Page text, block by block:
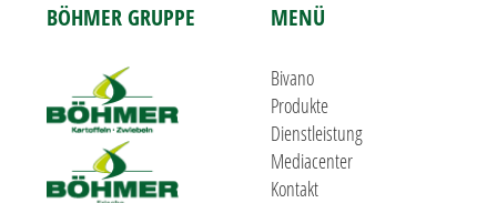
BÖHMER GRUPPE MENÜ
Bivano
Produkte
Dienstleistung
Mediacenter
Kontakt